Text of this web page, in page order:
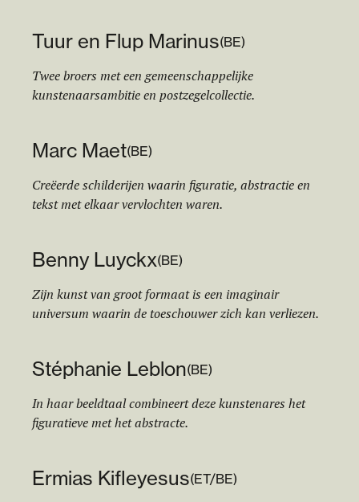
Tuur en Flup Marinus(BE)
Twee broers met een gemeenschappelijke
kunstenaarsambitie en postzegelcollectie.
Marc Maet(BE)
Creëerde schilderijen waarin figuratie, abstractie en
tekst met elkaar vervlochten waren.
Benny Luyckx(BE)
Zijn kunst van groot formaat is een imaginair
universum waarin de toeschouwer zich kan verliezen.
Stéphanie Leblon(BE)
In haar beeldtaal combineert deze kunstenares het
figuratieve met het abstracte.
Ermias Kifleyesus(ET/BE)